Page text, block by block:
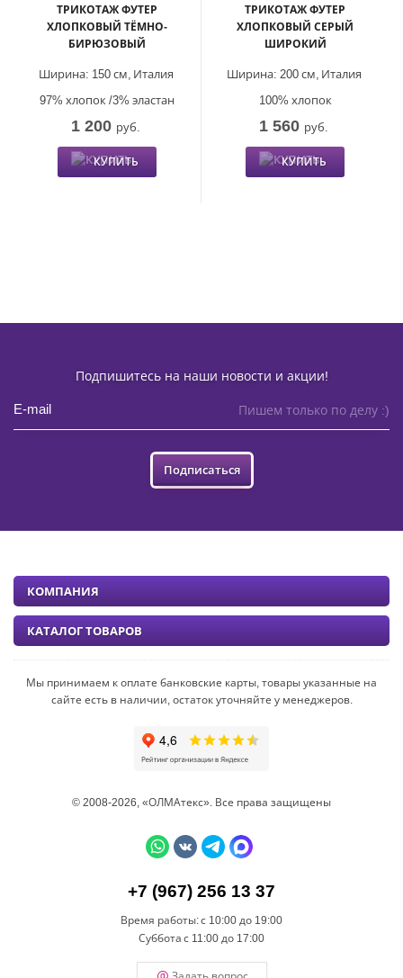
ТРИКОТАЖ ФУТЕР
ХЛОПКОВЫЙ ТЁМНО-
БИРЮЗОВЫЙ
Италия
Ширина: 150 см,
97% хлопок /3% эластан
1 200 руб.
КУПИТЬ
ТРИКОТАЖ ФУТЕР
ХЛОПКОВЫЙ СЕРЫЙ
ШИРОКИЙ
Италия
Ширина: 200 см,
100% хлопок
1 560 руб.
КУПИТЬ
Подпишитесь на наши новости и акции!
Пишем только по делу :)
Подписаться
Мы принимаем к оплате банковские карты, товары указанные на
сайте есть в наличии, остаток уточняйте у менеджеров.
© 2008-2026, «ОЛМАтекс». Все права защищены
КОМПАНИЯ
КАТАЛОГ ТОВАРОВ
+7 (967) 256 13 37
Время работы:с 10:00 до 19:00
Субботас 11:00 до 17:00